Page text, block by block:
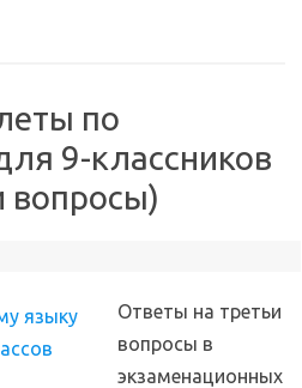
по
9-классников
вопросы)
Ответы на третьи
вопросы в
экзаменационных